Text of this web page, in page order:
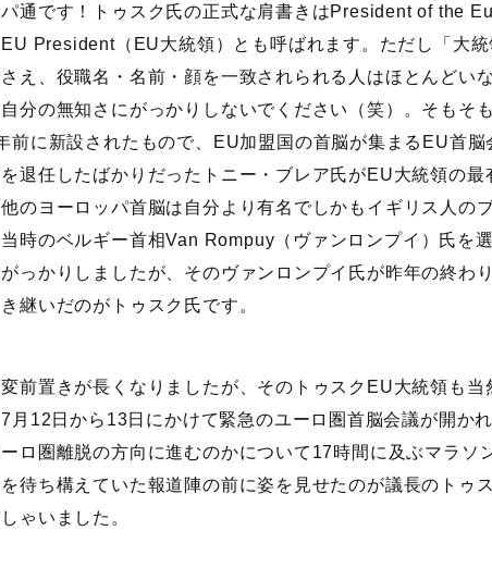
パ通です！トゥスク氏の正式な肩書きはPresident of the
President（EU大統領）とも呼ばれます。ただし「大
さえ、役職名・名前・顔を一致されられる人はほとんどい
自分の無知さにがっかりしないでください（笑）。そもそ
前に新設されたもので、EU加盟国の首脳が集まるEU首
退任したばかりだったトニー・ブレア氏がEU大統領の最
のヨーロッパ首脳は自分より有名でしかもイギリス人の
当時のベルギー首相Van Rompuy（ヴァンロンプイ）氏を
っかりしましたが、そのヴァンロンプイ氏が昨年の終わ
継いだのがトゥスク氏です。
前置きが長くなりましたが、そのトゥスクEU大統領も当
月12日から13日にかけて緊急のユーロ圏首脳会議が開か
ーロ圏離脱の方向に進むのかについて17時間に及ぶマラソ
待ち構えていた報道陣の前に姿を見せたのが議長のトゥ
しゃいました。